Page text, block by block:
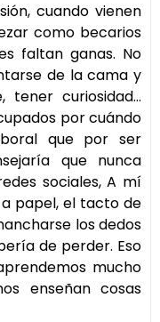
cuando vienen
como becarios
faltan ganas. No
de la cama y
tener curiosidad…
por cuándo
que por ser
que nunca
sociales, A mí
papel, el tacto de
los dedos
de perder. Eso
mucho
enseñan cosas